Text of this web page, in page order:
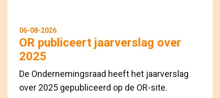
06-08-2026
OR publiceert jaarverslag over
2025
De Ondernemingsraad heeft het jaarverslag
over 2025 gepubliceerd op de OR-site.